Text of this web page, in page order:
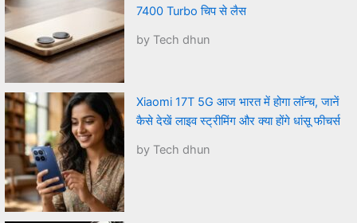
7400 Turbo चिप से लैस
by Tech dhun
Xiaomi 17T 5G आज भारत में होगा लॉन्च, जानें
कैसे देखें लाइव स्ट्रीमिंग और क्या होंगे धांसू फीचर्स
by Tech dhun